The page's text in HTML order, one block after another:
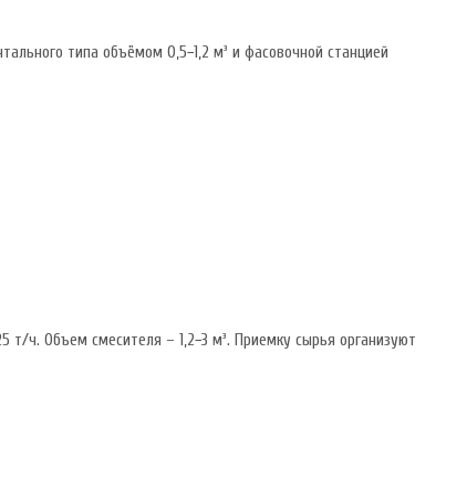
типа объёмом 0,5−1,2 м³ и фасовочной станцией
т/ч. Объем смесителя – 1,2−3 м³. Приемку сырья организуют